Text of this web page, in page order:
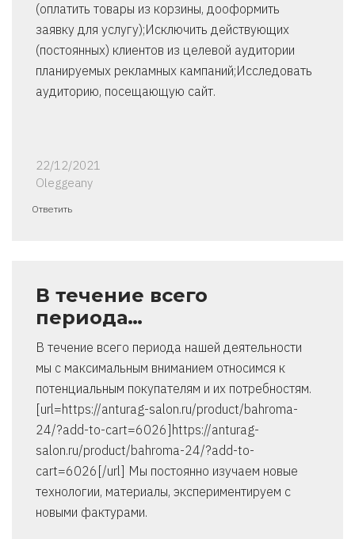
(оплатить товары из корзины, дооформить
заявку для услугу);Исключить действующих
(постоянных) клиентов из целевой аудитории
планируемых рекламных кампаний;Исследовать
аудиторию, посещающую сайт.
22/12/2021
Oleggeany
Ответить
В течение всего
периода…
В течение всего периода нашей деятельности
мы с максимальным вниманием относимся к
потенциальным покупателям и их потребностям.
[url=https://anturag-salon.ru/product/bahroma-
24/?add-to-cart=6026]https://anturag-
salon.ru/product/bahroma-24/?add-to-
cart=6026[/url] Мы постоянно изучаем новые
технологии, материалы, экспериментируем с
новыми фактурами.